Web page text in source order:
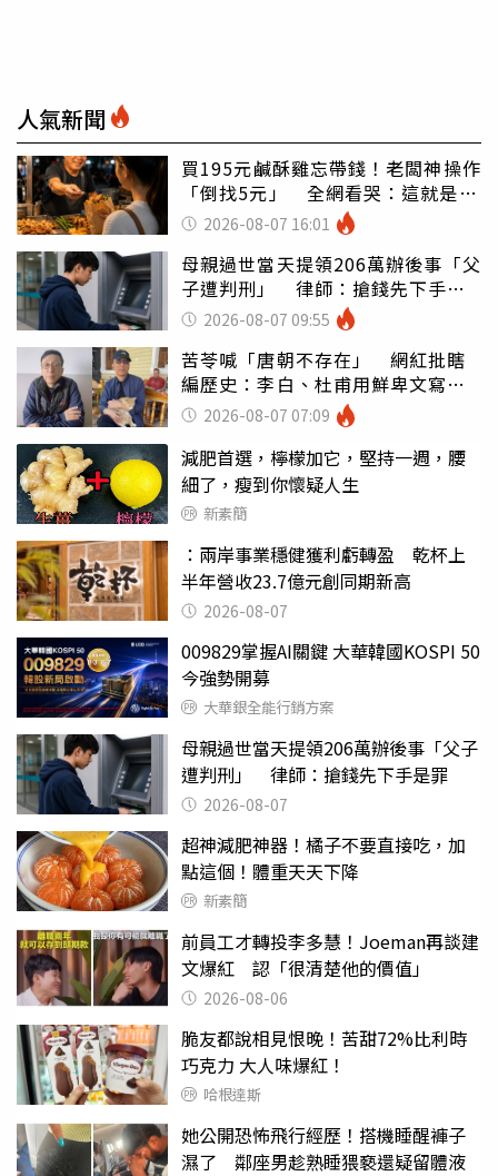
人氣新聞
買195元鹹酥雞忘帶錢！老闆神操作
「倒找5元」 全網看哭：這就是台
灣 2026-08-07 16:01
母親過世當天提領206萬辦後事「父
子遭判刑」 律師：搶錢先下手是
罪 2026-08-07 09:55
苦苓喊「唐朝不存在」 網紅批瞎
編歷史：李白、杜甫用鮮卑文寫
詩？2026-08-07 07:09
減肥首選，檸檬加它，堅持一週，腰
細了，瘦到你懷疑人生
新素簡
：兩岸事業穩健獲利虧轉盈 乾杯上
半年營收23.7億元創同期新高
2026-08-07
009829掌握AI關鍵 大華韓國KOSPI 50
今強勢開募
大華銀全能行銷方案
母親過世當天提領206萬辦後事「父子
遭判刑」 律師：搶錢先下手是罪
2026-08-07
超神減肥神器！橘子不要直接吃，加
點這個！體重天天下降
新素簡
前員工才轉投李多慧！Joeman再談建
文爆紅 認「很清楚他的價值」
2026-08-06
脆友都說相見恨晚！苦甜72%比利時
巧克力 大人味爆紅！
哈根達斯
她公開恐怖飛行經歷！搭機睡醒褲子
濕了 鄰座男趁熟睡猥褻還疑留體液